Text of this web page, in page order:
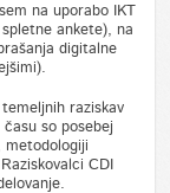
na uporabo IKT
ankete), na
digitalne
raziskav
so posebej
metodologiji
CDI